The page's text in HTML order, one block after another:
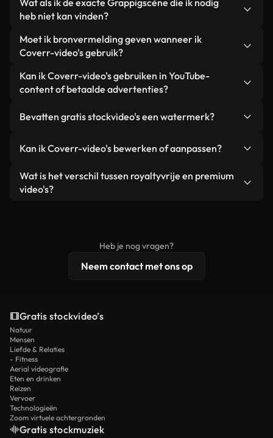
video's. Elke video is duidelijk gelabeld, zodat je
altijd weet wat je gebruikt.
kiest. Wij bieden lichtgewicht, webklare formaten
achtergrond. Zo blijft de kwaliteit hoog, worden de
laadtijden geminimaliseerd en worden
statistieken zoals LCP verbeterd.
Wat als ik de exacte Grappigscène die ik nodig
heb niet kan vinden?
Met Coverr AI Studio maak je direct een video.
Beschrijf de scène – bijvoorbeeld "Grappig bij
enkele seconden een gepersonaliseerde video die
voldoet aan onze licentievoorwaarden.
Moet ik bronvermelding geven wanneer ik
Coverr-video's gebruik?
Naamsvermelding is niet vereist. Alle video's in
onze stockbibliotheek zijn royaltyvrij en kunnen
hoewel dit altijd op prijs wordt gesteld.
Kan ik Coverr-video's gebruiken in YouTube-
content of betaalde advertenties?
gebruikt in YouTube-video's met advertentie-
advertenties van klanten, zolang je de beelden
een losstaand product.
Bevatten gratis stockvideo's een watermerk?
zijn of door AI gegenereerd – bevat watermerken.
Je krijgt schoon, direct bruikbaar beeldmateriaal.
Kan ik Coverr-video's bewerken of aanpassen?
Ja. Je mag onze video's inkorten, bijsnijden of
remixen. Zorg er wel voor dat het eindproduct
Wat is het verschil tussen royaltyvrije en premium
video's?
licentiebescherming omvat.
Heb je nog vragen?
Neem contact met ons op
Gratis stockvideo’s
Natuur
Mensen
Liefde & Relaties
- Fitness
Aerial videografie
Eten en drinken
Reizen
Vervoer
Technologieën
Zoom virtuele achtergronden
Gratis stockmuziek